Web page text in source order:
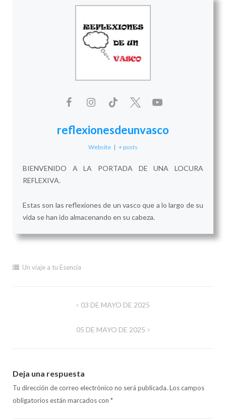
reflexionesdeunvasco
Website | + posts
BIENVENIDO A LA PORTADA DE UNA LOCURA
REFLEXIVA.
Estas son las reflexiones de un vasco que a lo largo de su
vida se han ido almacenando en su cabeza.
Un viaje a tu Esencia
03 DE MAYO DE 2025
05 DE MAYO DE 2025
Deja una respuesta
Tu dirección de correo electrónico no será publicada. Los campos
obligatorios están marcados con *